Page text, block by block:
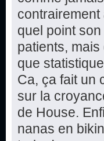
quel point
patients,
que
Ca, ça fait un
sur la
de House.
nanas en